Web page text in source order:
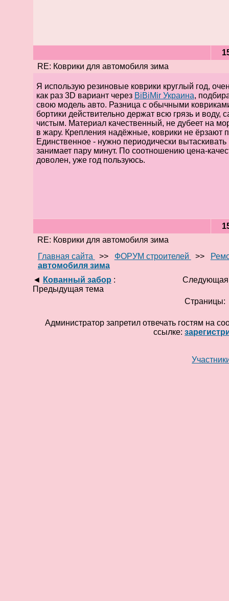
RE: Коврики для автомобиля зима
Я использую резиновые коврики круглый год,
как раз 3D вариант через BiBiMir Украина,
свою модель авто. Разница с обычными
бортики действительно держат всю грязь и воду,
чистым. Материал качественный, не дубеет на
в жару. Крепления надёжные, коврики не ёрзают
Единственное - нужно периодически
занимает пару минут. По соотношению цена-
доволен, уже год пользуюсь.
RE: Коврики для автомобиля зима
Главная сайта
>> ФОРУМ строителей >>
автомобиля зима
◄ Кованный забор:
Предыдущая тема
Страницы:
Администратор запретил отвечать гостям на
ссылке: